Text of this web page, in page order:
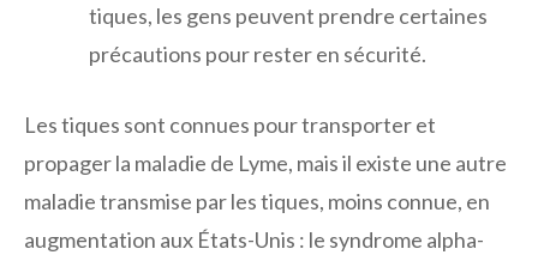
tiques, les gens peuvent prendre certaines
précautions pour rester en sécurité.
Les tiques sont connues pour transporter et
propager la maladie de Lyme, mais il existe une autre
maladie transmise par les tiques, moins connue, en
augmentation aux États-Unis : le syndrome alpha-